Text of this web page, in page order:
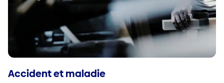
Accident et maladie